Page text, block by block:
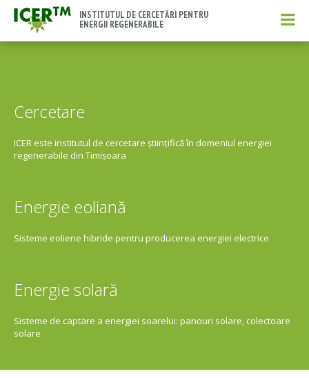
INSTITUTUL DE CERCETĂRI PENTRU
ENERGII REGENERABILE
Cercetare
ICER este institutul de cercetare științifică în domeniul energiei
regenerabile din Timișoara
Energie eoliană
Sisteme eoliene hibride pentru producerea energiei electrice
Energie solară
Sisteme de captare a energiei soarelui: panouri solare, colectoare
solare